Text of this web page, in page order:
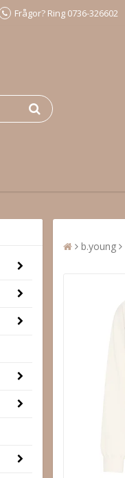
Frågor? Ring 0736-326602
b.young